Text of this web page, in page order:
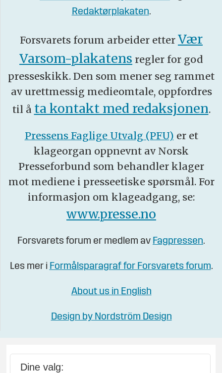
Redaktørplakaten.
Forsvarets forum arbeider etter Vær
Varsom-plakatens regler for god
presseskikk. Den som mener seg rammet
av urettmessig medieomtale, oppfordres
til å ta kontakt med redaksjonen.
Pressens Faglige Utvalg (PFU) er et
klageorgan oppnevnt av Norsk
Presseforbund som behandler klager
mot mediene i presseetiske spørsmål. For
informasjon om klageadgang, se:
www.presse.no
Forsvarets forum er medlem av Fagpressen.
Les mer i Formålsparagraf for Forsvarets forum.
About us in English
Design by Nordström Design
Dine valg: